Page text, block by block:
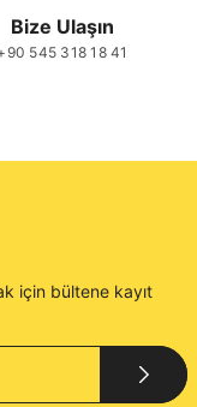
Bize Ulaşın
545 318 18 41
için bültene kayıt